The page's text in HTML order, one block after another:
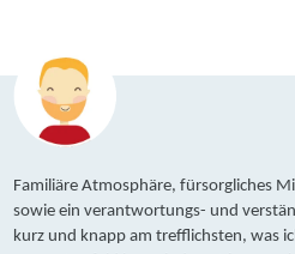
Familiäre Atmosphäre, fürsorgliches
sowie ein verantwortungs- und
kurz und knapp am trefflichsten, was